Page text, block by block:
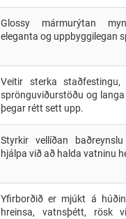
Glossy mármurýtan
eleganta og uppbyggilegan
Veitir sterka staðfestingu,
sprönguviðurstöðu og
þegar rétt sett upp.
Styrkir vellíðan
hjálpa við að halda vatninu
Yfirborðið er mjúkt á
hreinsa, vatnsþétt, rösk